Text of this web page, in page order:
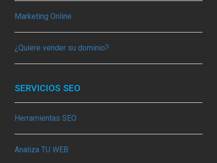
Marketing Online
¿Quiere vender su dominio?
SERVICIOS SEO
Herramientas SEO
Analiza TU WEB